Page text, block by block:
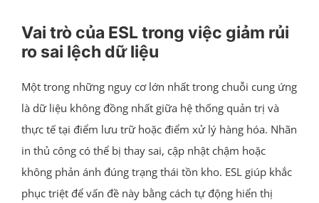
Vai trò của ESL trong việc giảm rủi
ro sai lệch dữ liệu
Một trong những nguy cơ lớn nhất trong chuỗi cung ứng
là dữ liệu không đồng nhất giữa hệ thống quản trị và
thực tế tại điểm lưu trữ hoặc điểm xử lý hàng hóa. Nhãn
in thủ công có thể bị thay sai, cập nhật chậm hoặc
không phản ánh đúng trạng thái tồn kho. ESL giúp khắc
phục triệt để vấn đề này bằng cách tự động hiển thị